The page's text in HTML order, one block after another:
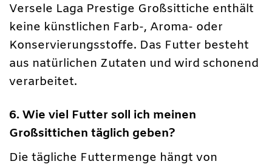
Versele Laga Prestige Großsittiche enthält
keine künstlichen Farb-, Aroma- oder
Konservierungsstoffe. Das Futter besteht
aus natürlichen Zutaten und wird schonend
verarbeitet.
6. Wie viel Futter soll ich meinen
Großsittichen täglich geben?
Die tägliche Futtermenge hängt von